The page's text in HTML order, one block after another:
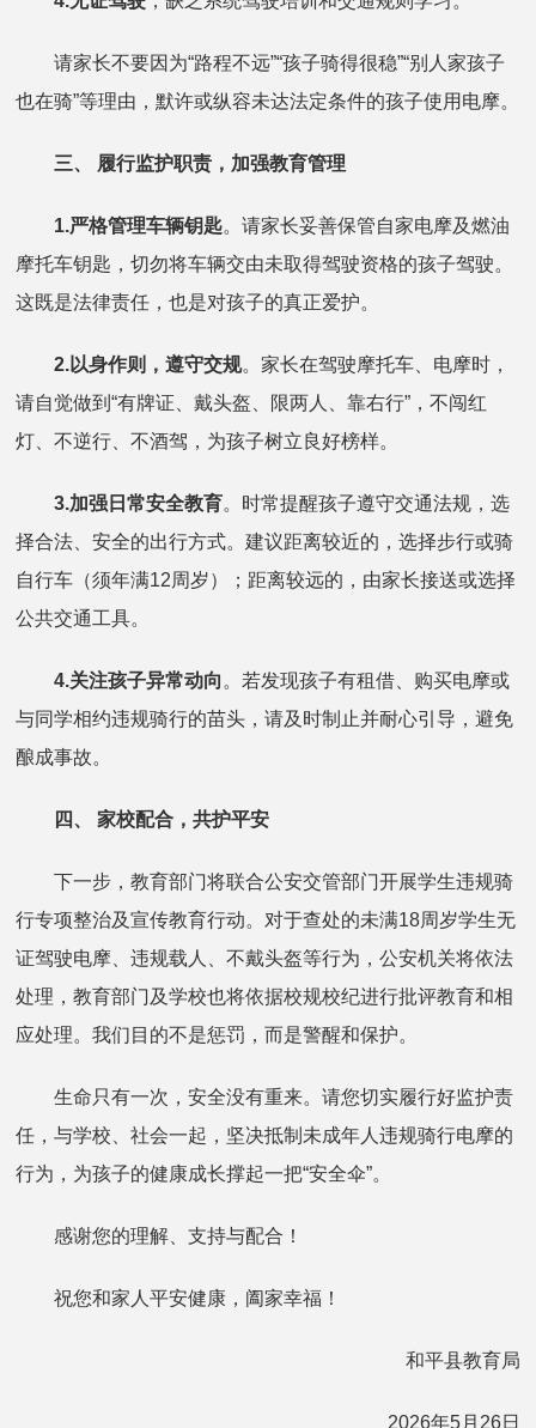
请家长不要因为“路程不远”“孩子骑得很稳”“别人家孩子
也在骑”等理由，默许或纵容未达法定条件的孩子使用电摩。
三、 履行监护职责，加强教育管理
1.严格管理车辆钥匙。请家长妥善保管自家电摩及燃油
摩托车钥匙，切勿将车辆交由未取得驾驶资格的孩子驾驶。
这既是法律责任，也是对孩子的真正爱护。
2.以身作则，遵守交规。家长在驾驶摩托车、电摩时，
请自觉做到“有牌证、戴头盔、限两人、靠右行”，不闯红
灯、不逆行、不酒驾，为孩子树立良好榜样。
3.加强日常安全教育。时常提醒孩子遵守交通法规，选
择合法、安全的出行方式。建议距离较近的，选择步行或骑
自行车（须年满12周岁）；距离较远的，由家长接送或选择
公共交通工具。
4.关注孩子异常动向 。若发现孩子有租借、购买电摩或
与同学相约违规骑行的苗头，请及时制止并耐心引导，避免
酿成事故。
四、 家校配合，共护平安
下一步，教育部门将联合公安交管部门开展学生违规骑
行专项整治及宣传教育行动。对于查处的未满18周岁学生无
证驾驶电摩、违规载人、不戴头盔等行为，公安机关将依法
处理，教育部门及学校也将依据校规校纪进行批评教育和相
应处理。我们目的不是惩罚，而是警醒和保护。
生命只有一次，安全没有重来。请您切实履行好监护责
任，与学校、社会一起，坚决抵制未成年人违规骑行电摩的
行为，为孩子的健康成长撑起一把“安全伞”。
感谢您的理解、支持与配合！
祝您和家人平安健康，阖家幸福！
和平县教育局
2026年5月26日